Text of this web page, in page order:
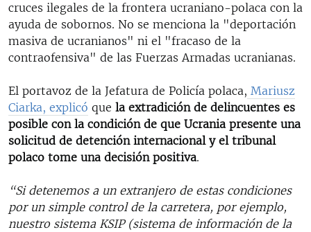
cruces ilegales de la frontera ucraniano-polaca con la
ayuda de sobornos. No se menciona la "deportación
masiva de ucranianos" ni el "fracaso de la
contraofensiva" de las Fuerzas Armadas ucranianas.
El portavoz de la Jefatura de Policía polaca, Mariusz
Ciarka, explicó que la extradición de delincuentes es
posible con la condición de que Ucrania presente una
solicitud de detención internacional y el tribunal
polaco tome una decisión positiva.
“Si detenemos a un extranjero de estas condiciones
por un simple control de la carretera, por ejemplo,
nuestro sistema KSIP (sistema de información de la